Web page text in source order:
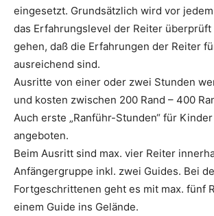
eingesetzt. Grundsätzlich wird vor
das Erfahrungslevel der Reiter überprüft
gehen, daß die Erfahrungen der Reiter
ausreichend sind.
Ausritte von einer oder zwei Stunden
und kosten zwischen 200 Rand – 400
Auch erste „Ranführ-Stunden“ für
angeboten.
Beim Ausritt sind max. vier Reiter
Anfängergruppe inkl. zwei Guides. Bei
Fortgeschrittenen geht es mit max. fünf
einem Guide ins Gelände.